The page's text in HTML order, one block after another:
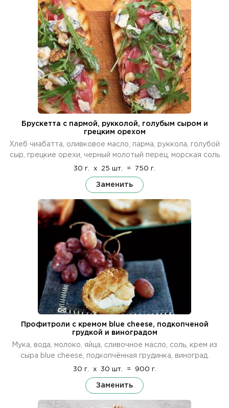
Брускетта с пармой, рукколой, голубым сыром и
грецким орехом
Хлеб чиабатта, оливковое масло, парма, руккола, голубой
сыр, грецкие орехи, черный молотый перец, морская соль
30 г. x 25 шт. = 750 г.
Заменить
Профитроли с кремом blue cheese, подкопченой
грудкой и виноградом
Мука, вода, молоко, яйца, сливочное масло, соль, крем из
сыра blue cheese, подкопчённая грудинка, виноград.
30 г. x 30 шт. = 900 г.
Заменить